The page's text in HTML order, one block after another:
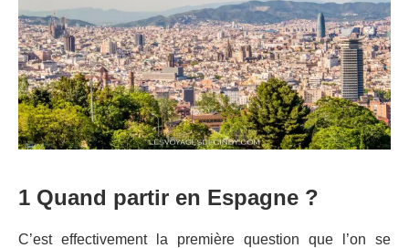
1 Quand partir en Espagne ?
C’est effectivement la première question que l’on se